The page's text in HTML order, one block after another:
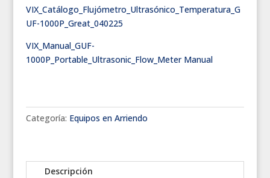
VIX_Catálogo_Flujómetro_Ultrasónico_Temperatura_G
UF-1000P_Great_040225
VIX_Manual_GUF-
1000P_Portable_Ultrasonic_Flow_Meter Manual
Categoría: Equipos en Arriendo
Descripción